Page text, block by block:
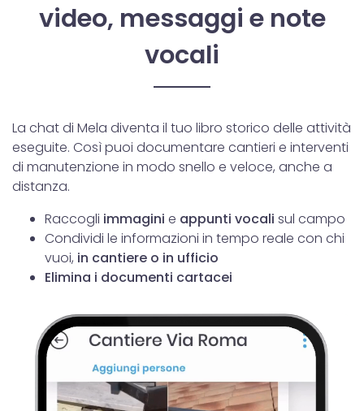
video, messaggi e note
vocali
La chat di Mela diventa il tuo libro storico delle attività
eseguite. Così puoi documentare cantieri e interventi
di manutenzione in modo snello e veloce, anche a
distanza.
Raccogli immagini e appunti vocali sul campo
Condividi le informazioni in tempo reale con chi
vuoi, in cantiere o in ufficio
Elimina i documenti cartacei